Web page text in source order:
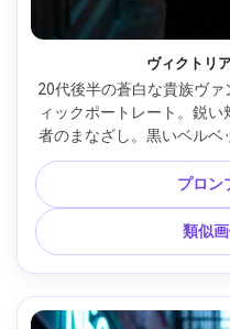
ヴィクトリ
20代後半の蒼白な貴族ヴ
ィックポートレート。鋭
者のまなざし。黒いベルベ
ネットリング、なでつけ
灯るヴィクトリア朝の館
ローとクールな月光リム
浅い被写界深度、胸元ま
ル、映画的ゴシックムー
フトなフィルムグレイン
ス、豊かなシャドウディ
レーデ
プロン
類似